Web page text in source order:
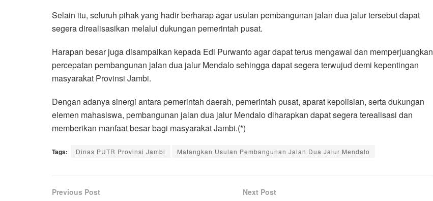
Selain itu, seluruh pihak yang hadir berharap agar usulan pembangunan jalan dua jalur tersebut dapat
segera direalisasikan melalui dukungan pemerintah pusat.
Harapan besar juga disampaikan kepada Edi Purwanto agar dapat terus mengawal dan memperjuangkan
percepatan pembangunan jalan dua jalur Mendalo sehingga dapat segera terwujud demi kepentingan
masyarakat Provinsi Jambi.
Dengan adanya sinergi antara pemerintah daerah, pemerintah pusat, aparat kepolisian, serta dukungan
elemen mahasiswa, pembangunan jalan dua jalur Mendalo diharapkan dapat segera terealisasi dan
memberikan manfaat besar bagi masyarakat Jambi.(*)
Tags: Dinas PUTR Provinsi Jambi Matangkan Usulan Pembangunan Jalan Dua Jalur Mendalo
Previous Post Next Post